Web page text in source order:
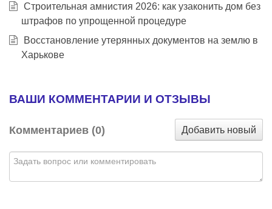
Строительная амнистия 2026: как узаконить дом без
штрафов по упрощенной процедуре
Восстановление утерянных документов на землю в
Харькове
ВАШИ КОММЕНТАРИИ И ОТЗЫВЫ
Комментариев (0) Добавить новый